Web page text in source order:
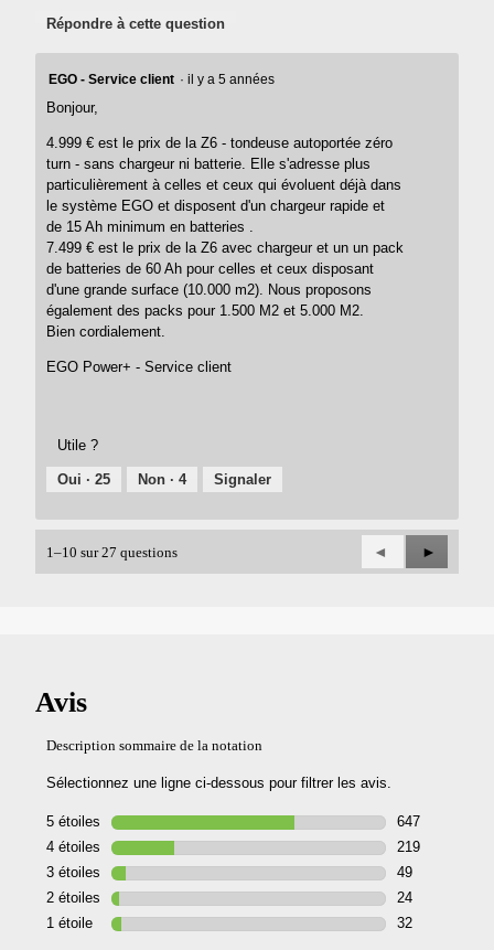
Répondre à cette question
EGO - Service client · il y a 5 années
Bonjour,
4.999 € est le prix de la Z6 - tondeuse autoportée zéro
turn - sans chargeur ni batterie. Elle s'adresse plus
particulièrement à celles et ceux qui évoluent déjà dans
le système EGO et disposent d'un chargeur rapide et
de 15 Ah minimum en batteries .
7.499 € est le prix de la Z6 avec chargeur et un un pack
de batteries de 60 Ah pour celles et ceux disposant
d'une grande surface (10.000 m2). Nous proposons
également des packs pour 1.500 M2 et 5.000 M2.
Bien cordialement.
EGO Power+ - Service client
Utile ?
Oui ·25 Non ·4 Signaler
1–10 sur 27 questions
Précédent
Questions
◄
Suivant
►